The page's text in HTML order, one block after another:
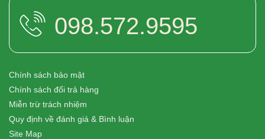
098.572.9595
Chính sách bảo mật
Chính sách đổi trả hàng
Miễn trừ trách nhiệm
Quy định về đánh giá & Bình luận
Site Map